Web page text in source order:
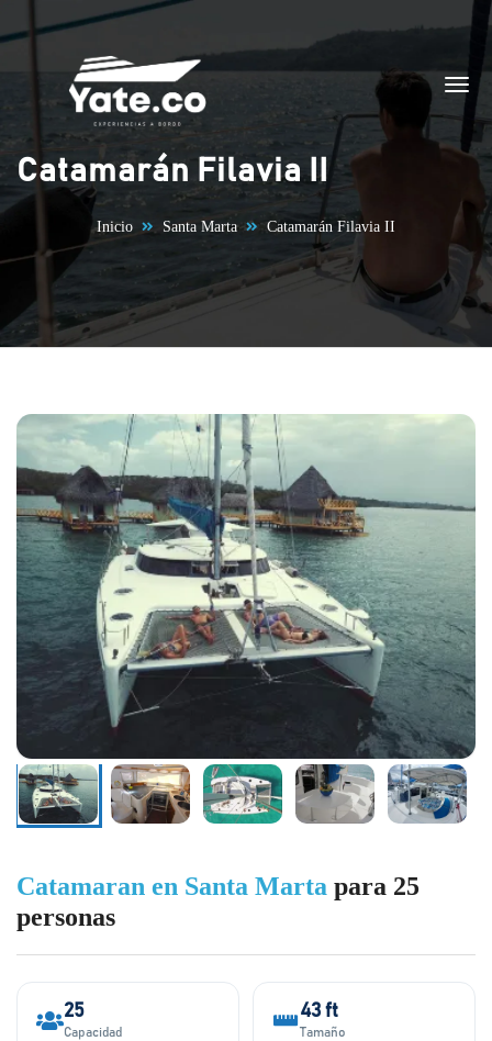
Saltar al contenido
Catamarán Filavia II
Inicio Santa Marta Catamarán Filavia II
Catamaran en Santa Marta para 25
personas
25
Capacidad
43 ft
Tamaño